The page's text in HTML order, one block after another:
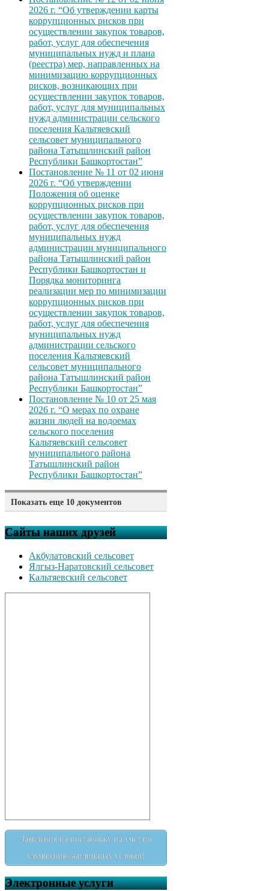
2026 г. “Об утверждении карты
коррупционных рисков при
осуществлении закупок товаров,
работ, услуг для обеспечения
муниципальных нужд и плана
(реестра) мер, направленных на
минимизацию коррупционных
рисков, возникающих при
осуществлении закупок товаров,
работ, услуг для муниципальных
нужд администрации сельского
поселения Кальтяевский
сельсовет муниципального
района Татышлинский район
Республики Башкортостан”
Постановление № 11 от 02 июня
2026 г. “Об утверждении
Положения об оценке
коррупционных рисков при
осуществлении закупок товаров,
работ, услуг для обеспечения
муниципальных нужд
администрации муниципального
района Татышлинский район
Республики Башкортостан и
Порядка мониторинга
реализации мер по минимизации
коррупционных рисков при
осуществлении закупок товаров,
работ, услуг для обеспечения
муниципальных нужд
администрации сельского
поселения Кальтяевский
сельсовет муниципального
района Татышлинский район
Республики Башкортостан”
Постановление № 10 от 25 мая
2026 г. “О мерах по охране
жизни людей на водоемах
сельского поселения
Кальтяевский сельсовет
муниципального района
Татышлинский район
Республики Башкортостан”
Показать еще 10 документов
г. “Об утверждении Правил
представления лицом,
муниципальной службы в
Совет сельского поселения
Кальтяевский сельсовет
муниципального района
безопасности”
Внимание! Важная
информация для
недвижимости
апреля 2026 г. “Об
Сайты наших друзей
Акбулатовский сельсовет
Ялгыз-Наратовский сельсовет
Кальтяевский сельсовет
Заявления на постановку на учет по
улучшению жилищных условий
Электронные услуги